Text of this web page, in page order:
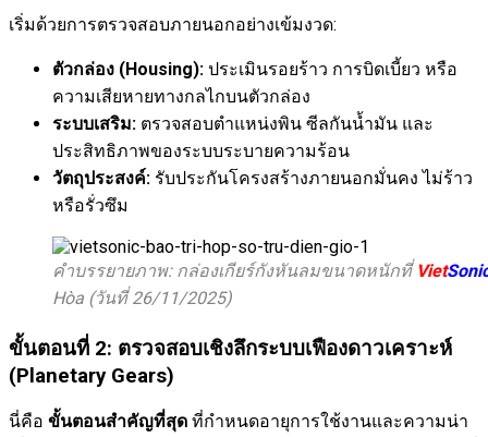
เริ่มด้วยการตรวจสอบภายนอกอย่างเข้มงวด:
ตัวกล่อง (Housing): ประเมินรอยร้าว การบิดเบี้ยว หรือ
ความเสียหายทางกลไกบนตัวกล่อง
ระบบเสริม: ตรวจสอบตำแหน่งพิน ซีลกันน้ำมัน และ
ประสิทธิภาพของระบบระบายความร้อน
วัตถุประสงค์: รับประกันโครงสร้างภายนอกมั่นคง ไม่ร้าว
หรือรั่วซึม
คำบรรยายภาพ: กล่องเกียร์กังหันลมขนาดหนักที่ Viet
Hòa (วันที่ 26/11/2025)
ขั้นตอนที่ 2: ตรวจสอบเชิงลึกระบบเฟืองดาวเคราะห์
(Planetary Gears)
นี่คือ ขั้นตอนสำคัญที่สุด ที่กำหนดอายุการใช้งานและความน่า